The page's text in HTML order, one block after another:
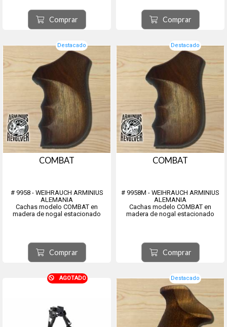
Weaver que aceptan la mayor parte
de los fusiles
Comprar Comprar
Destacado
COMBAT
# 9958 - WEIHRAUCH ARMINIUS
ALEMANIA
Cachas modelo COMBAT en
madera de nogal estacionado
Comprar
Destacado
COMBAT
# 9958M - WEIHRAUCH ARMINIUS
ALEMANIA
Cachas modelo COMBAT en
madera de nogal estacionado
Comprar
AGOTADO Destacado